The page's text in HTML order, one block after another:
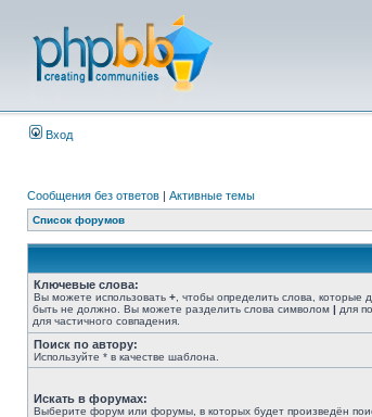
Вход
Сообщения без ответов | Активные темы
Список форумов
Ключевые слова:
Вы можете использовать + , чтобы определить слова, которые
быть не должно. Вы можете разделить слова символом | для
для частичного совпадения.
Поиск по автору:
Используйте * в качестве шаблона.
Искать в форумах:
Выберите форум или форумы, в которых будет произведён